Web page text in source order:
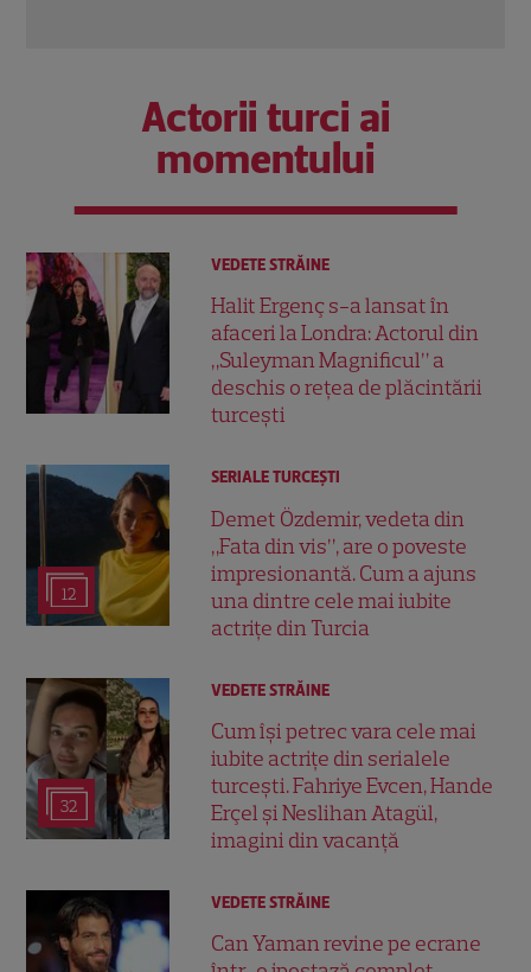
Actorii turci ai
momentului
VEDETE STRĂINE
Halit Ergenç s-a lansat în
afaceri la Londra: Actorul din
„Suleyman Magnificul” a
deschis o rețea de plăcintării
turcești
12
SERIALE TURCEŞTI
Demet Özdemir, vedeta din
„Fata din vis”, are o poveste
impresionantă. Cum a ajuns
una dintre cele mai iubite
actrițe din Turcia
32
VEDETE STRĂINE
Cum își petrec vara cele mai
iubite actrițe din serialele
turcești. Fahriye Evcen, Hande
Erçel și Neslihan Atagül,
imagini din vacanță
VEDETE STRĂINE
Can Yaman revine pe ecrane